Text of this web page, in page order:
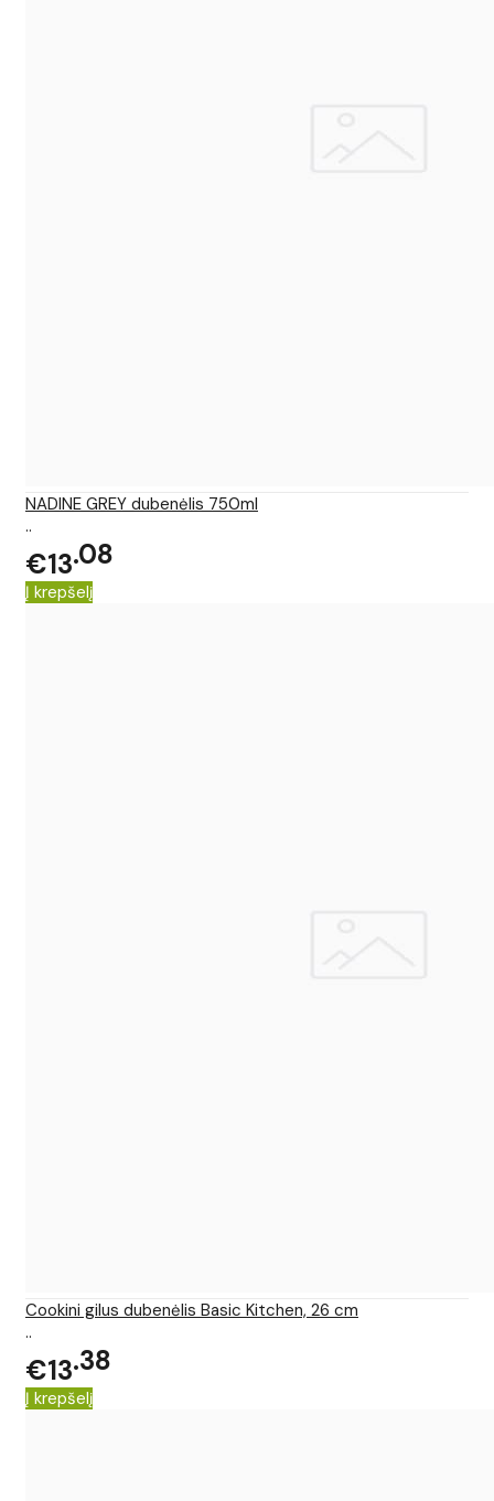
NADINE GREY dubenėlis 750ml
..
€13 08
Į krepšelį
Cookini gilus dubenėlis Basic Kitchen, 26 cm
..
€13 38
Į krepšelį